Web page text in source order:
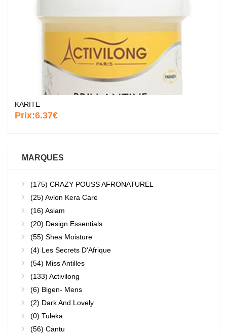
KARITE
Prix:6.37€
MARQUES
(175) CRAZY POUSS AFRONATUREL
(25) Avlon Kera Care
(16) Asiam
(20) Design Essentials
(55) Shea Moisture
(4) Les Secrets D'Afrique
(54) Miss Antilles
(133) Activilong
(6) Bigen- Mens
(2) Dark And Lovely
(0) Tuleka
(56) Cantu